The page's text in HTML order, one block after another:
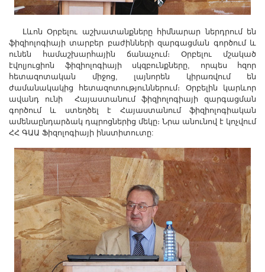
Լևոն Օրբելու աշխատանքները հիմնարար ներդրում են
ֆիզիոլոգիայի տարբեր բաժինների զարգացման գործում և
ունեն համաշխարհային ճանաչում։ Օրբելու մշակած
էվոլյուցիոն ֆիզիոլոգիայի սկզբունքները, որպես հզոր
հետազոտական միջոց, լայնորեն կիրառվում են
ժամանակակից հետազոտություններում։ Օրբելին կարևոր
ավանդ ունի Հայաստանում ֆիզիոլոգիայի զարգացման
գործում և ստեղծել է Հայաստանում ֆիզիոլոգիական
ամենաընդարձակ դպրոցներից մեկը։ Նրա անունով է կոչվում
ՀՀ ԳԱԱ Ֆիզոլոգիայի ինստիտուտը: